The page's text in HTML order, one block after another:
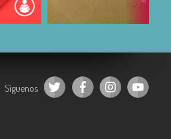
Síguenos